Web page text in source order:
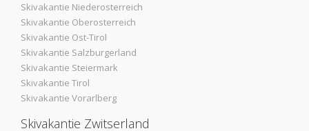
Skivakantie Niederosterreich
Skivakantie Oberosterreich
Skivakantie Ost-Tirol
Skivakantie Salzburgerland
Skivakantie Steiermark
Skivakantie Tirol
Skivakantie Vorarlberg
Skivakantie Zwitserland